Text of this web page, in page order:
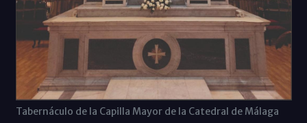
Tabernáculo de la Capilla Mayor de la Catedral de Málaga